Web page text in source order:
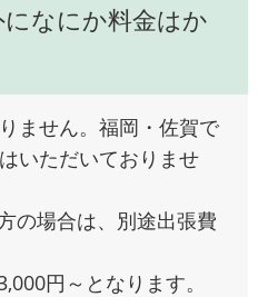
なにか料金はか
ません。福岡・佐賀で
いただいておりませ
の場合は、別途出張費
円～となります。